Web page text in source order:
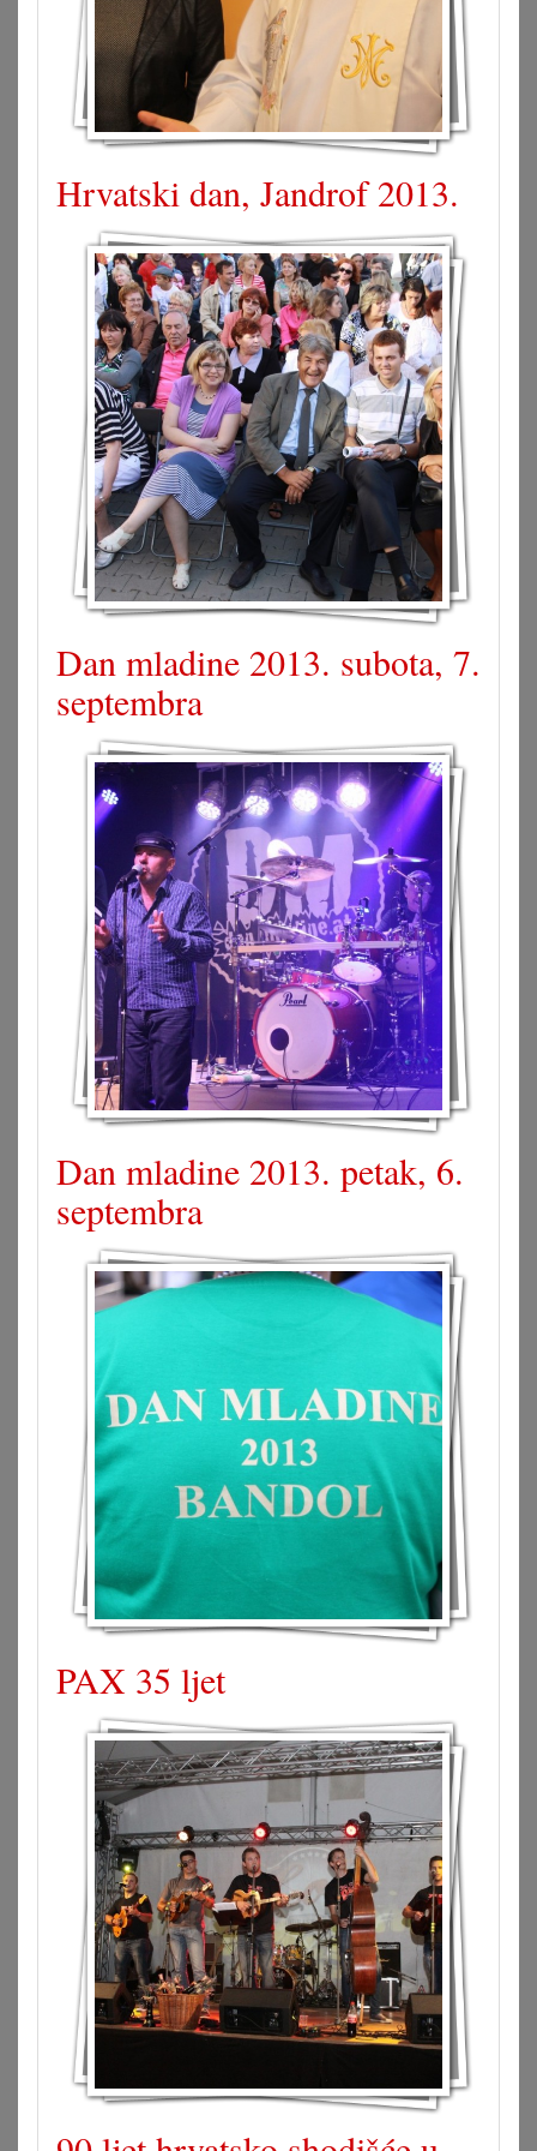
Hrvatski dan, Jandrof 2013.
Dan mladine 2013. subota, 7.
septembra
Dan mladine 2013. petak, 6.
septembra
PAX 35 ljet